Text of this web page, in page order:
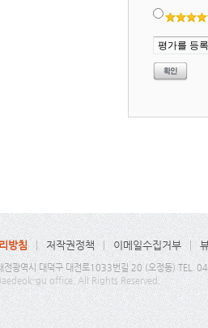
방침 저작권정책 이메일수집거부
전광역시 대덕구 대전로1033번길 20 (오정동)
gu office. All Rights Reserved.